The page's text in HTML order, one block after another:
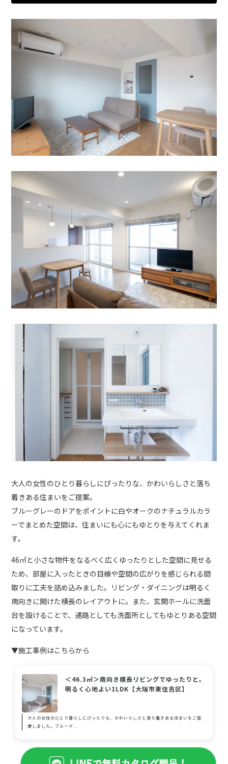
大人の女性のひとり暮らしにぴったりな、かわいらしさと落ち
着きある住まいをご提案。
ブルーグレーのドアをポイントに白やオークのナチュラルカラ
ーでまとめた空間は、住まいにも心にもゆとりを与えてくれま
す。
46㎡と小さな物件をなるべく広くゆったりとした空間に見せる
ため、部屋に入ったときの目線や空間の広がりを感じられる間
取りに工夫を詰め込みました。リビング・ダイニングは明るく
南向きに開けた横長のレイアウトに。また、玄関ホールに洗面
台を設けることで、通路としても洗面所としてもゆとりある空間
になっています。
▼施工事例はこちらから
＜46.3㎡＞南向き横長リビングでゆったりと。
明るく心地よい1LDK【大阪市東住吉区】
大人の女性のひとり暮らしにぴったりな、かわいらしさと落ち着きある住まいをご提
案しました。ブルーグ...